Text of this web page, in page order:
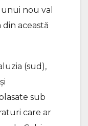
nou val
această
(sud),
sub
care ar